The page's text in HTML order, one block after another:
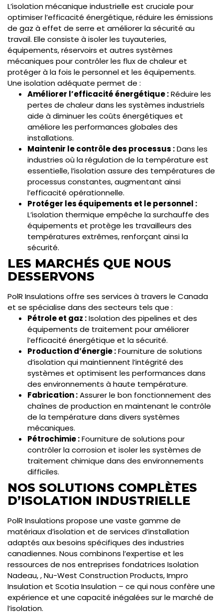
L’isolation mécanique industrielle est cruciale pour
optimiser l’efficacité énergétique, réduire les émissions
de gaz à effet de serre et améliorer la sécurité au
travail. Elle consiste à isoler les tuyauteries,
équipements, réservoirs et autres systèmes
mécaniques pour contrôler les flux de chaleur et
protéger à la fois le personnel et les équipements.
Une isolation adéquate permet de :
Améliorer l’efficacité énergétique :Réduire les
pertes de chaleur dans les systèmes industriels
aide à diminuer les coûts énergétiques et
améliore les performances globales des
installations.
Maintenir le contrôle des processus :Dans les
industries où la régulation de la température est
essentielle, l’isolation assure des températures de
processus constantes, augmentant ainsi
l’efficacité opérationnelle.
Protéger les équipements et le personnel :
L’isolation thermique empêche la surchauffe des
équipements et protège les travailleurs des
températures extrêmes, renforçant ainsi la
sécurité.
LES MARCHÉS QUE NOUS
DESSERVONS
PolR Insulations offre ses services à travers le Canada
et se spécialise dans des secteurs tels que :
Pétrole et gaz :Isolation des pipelines et des
équipements de traitement pour améliorer
l’efficacité énergétique et la sécurité.
Production d’énergie :Fourniture de solutions
d’isolation qui maintiennent l’intégrité des
systèmes et optimisent les performances dans
des environnements à haute température.
Fabrication :Assurer le bon fonctionnement des
chaînes de production en maintenant le contrôle
de la température dans divers systèmes
mécaniques.
Pétrochimie :Fourniture de solutions pour
contrôler la corrosion et isoler les systèmes de
traitement chimique dans des environnements
difficiles.
NOS SOLUTIONS COMPLÈTES
D’ISOLATION INDUSTRIELLE
PolR Insulations propose une vaste gamme de
matériaux d’isolation et de services d’installation
adaptés aux besoins spécifiques des industries
canadiennes. Nous combinons l’expertise et les
ressources de nos entreprises fondatrices Isolation
Nadeau, , Nu-West Construction Products, Impro
Insulation et Scotia Insulation – ce qui nous confère une
expérience et une capacité inégalées sur le marché de
l’isolation.